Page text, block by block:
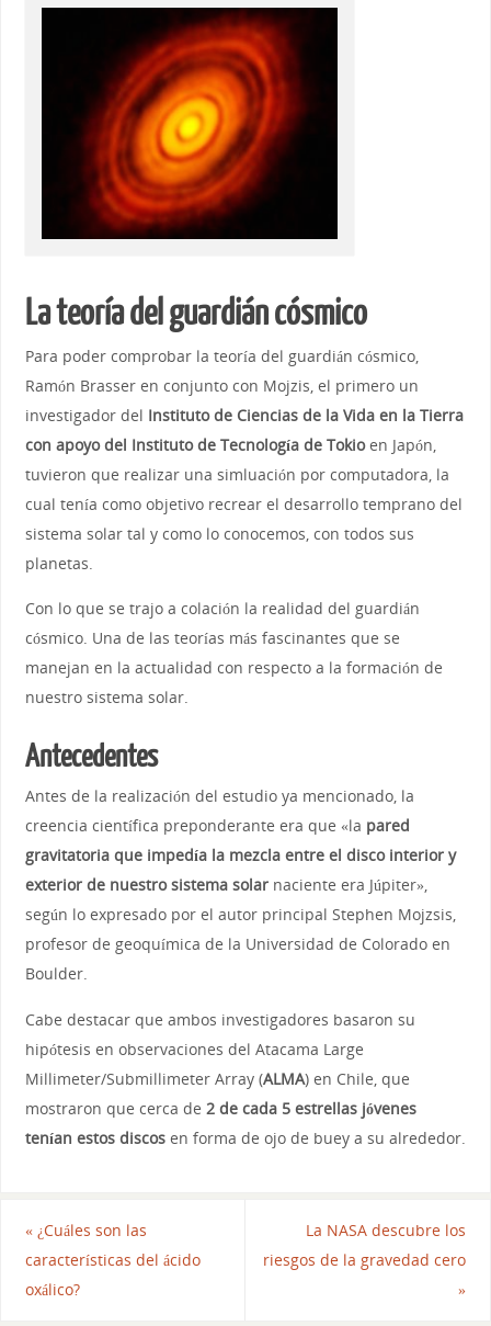
La teoría del guardián cósmico
Para poder comprobar la teoría del guardián cósmico,
Ramón Brasser en conjunto con Mojzis, el primero un
investigador del Instituto de Ciencias de la Vida en la Tierra
con apoyo del Instituto de Tecnología de Tokioen Japón,
tuvieron que realizar una simluación por computadora, la
cual tenía como objetivo recrear el desarrollo temprano del
sistema solar tal y como lo conocemos, con todos sus
planetas.
Con lo que se trajo a colación la realidad del guardián
cósmico. Una de las teorías más fascinantes que se
manejan en la actualidad con respecto a la formación de
nuestro sistema solar.
Antecedentes
Antes de la realización del estudio ya mencionado, la
creencia científica preponderante era que «la pared
gravitatoria que impedía la mezcla entre el disco interior y
exterior de nuestro sistema solarnaciente era Júpiter»,
según lo expresado por el autor principal Stephen Mojzsis,
profesor de geoquímica de la Universidad de Colorado en
Boulder.
Cabe destacar que ambos investigadores basaron su
hipótesis en observaciones del Atacama Large
Millimeter/Submillimeter Array (ALMA) en Chile, que
mostraron que cerca de 2 de cada 5 estrellas jóvenes
tenían estos discosen forma de ojo de buey a su alrededor.
«¿Cuáles son las
características del ácido
oxálico?
La NASA descubre los
riesgos de la gravedad cero
»